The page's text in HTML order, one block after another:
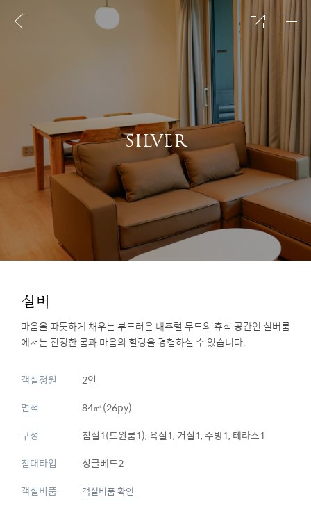
공
기
메
뉴
SILVER
실버
마음을 따듯하게 채우는 부드러운 내추럴 무드의 휴식 공간인 실버룸
에서는 진정한 몸과 마음의 힐링을 경험하실 수 있습니다.
객실정원
2인
면적
84㎡(26py)
구성
침실1(트윈룸1), 욕실1, 거실1, 주방1, 테라스1
침대타입
싱글베드2
객실비품
객실비품 확인